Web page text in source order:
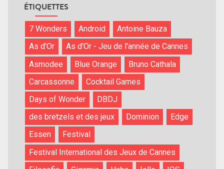
ÉTIQUETTES
7 Wonders Android
Antoine Bauza
As d'Or
As d'Or - Jeu de l'année de Cannes
Asmodee
Blue Orange
Bruno Cathala
Carcassonne
Cocktail Games
Days of Wonder
DBDJ
des bretzels et des jeux
Dominion
Edge
Essen
Festival
Festival International des Jeux de Cannes